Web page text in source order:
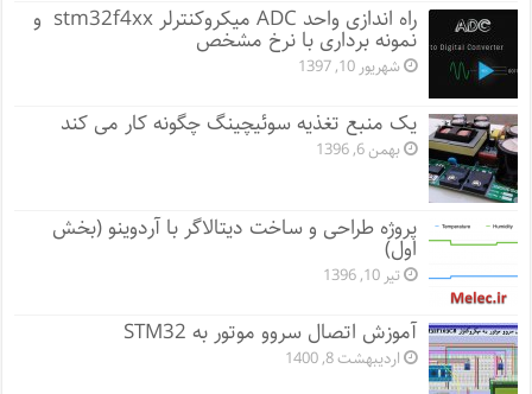
راه اندازی واحد ADC میکروکنترلر stm32f4xx و
نمونه برداری با نرخ مشخص
شهریور 10, 1397
یک منبع تغذیه سوئیچینگ چگونه کار می کند
بهمن 6, 1396
پروژه طراحی و ساخت دیتالاگر با آردوینو (بخش
اول)
تیر 10, 1396
آموزش اتصال سروو موتور به STM32
اردیبهشت 8, 1400